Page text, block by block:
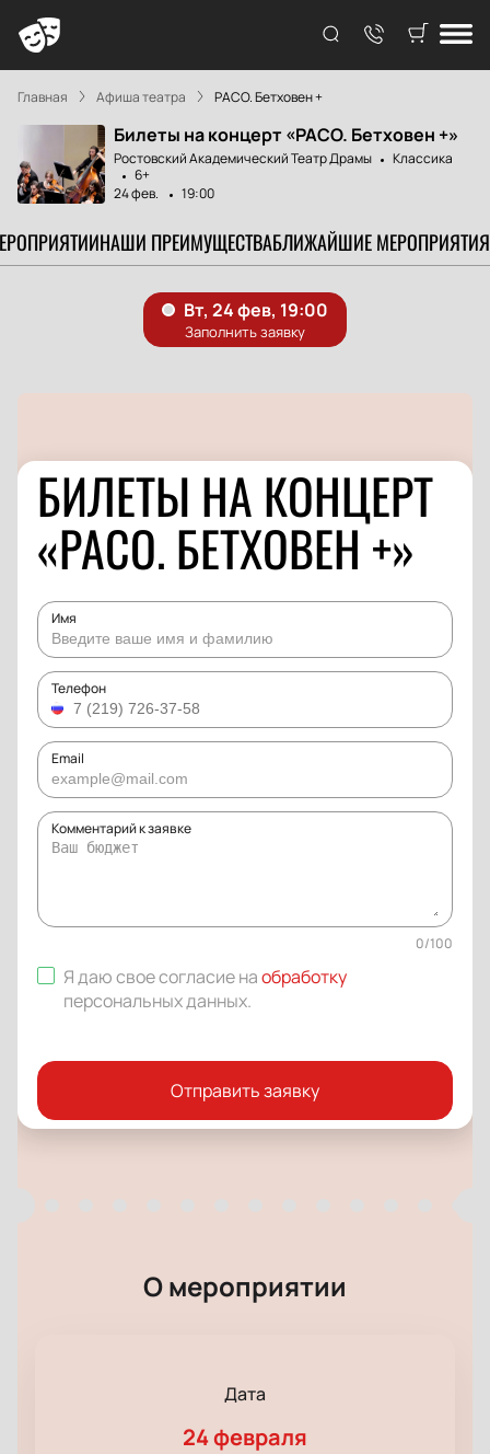
Главная Афиша театра РАСО. Бетховен +
Билеты на концерт «РАСО. Бетховен +»
Ростовский Академический Театр Драмы
Классика
6+
24 фев.
19:00
НАШИ ПРЕИМУЩЕСТВАБЛИЖАЙШИЕ МЕРОПРИЯТИЯ
БИЛЕТЫ НА КОНЦЕРТ
«РАСО. БЕТХОВЕН +»
Имя
Телефон
Email
Комментарий к заявке
0/100
Я даю свое согласие наобработку
персональных данных.
Отправить заявку
О мероприятии
Дата
24 февраля